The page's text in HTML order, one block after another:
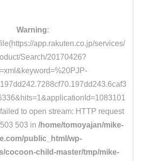
Warning:
app.rakuten.co.jp/services/
Search/20170426?
to open stream: HTTP request
503 in /home/tomoyajan/mike-
public_html/wp-
cocoon-child-master/tmp/mike-